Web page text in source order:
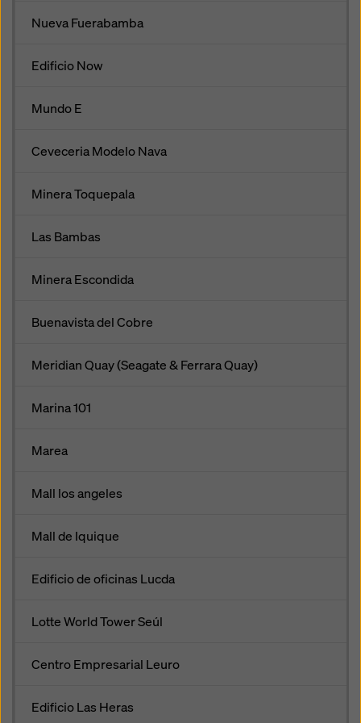
Nueva Fuerabamba
Edificio Now
Mundo E
Ceveceria Modelo Nava
Minera Toquepala
Las Bambas
Minera Escondida
Buenavista del Cobre
Meridian Quay (Seagate & Ferrara Quay)
Marina 101
Marea
Mall los angeles
Mall de Iquique
Edificio de oficinas Lucda
Lotte World Tower Seúl
Centro Empresarial Leuro
Edificio Las Heras